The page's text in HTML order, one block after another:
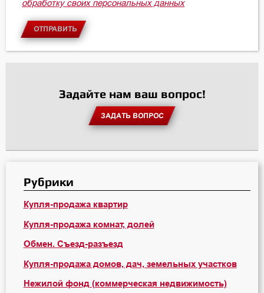
обработку своих персональных данных
ОТПРАВИТЬ
Задайте нам ваш вопрос!
ЗАДАТЬ ВОПРОС
Рубрики
Купля-продажа квартир
Купля-продажа комнат, долей
Обмен. Съезд-разъезд
Купля-продажа домов, дач, земельных участков
Нежилой фонд (коммерческая недвижимость)